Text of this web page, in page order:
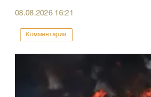
08.08.2026 16:21
Комментарии